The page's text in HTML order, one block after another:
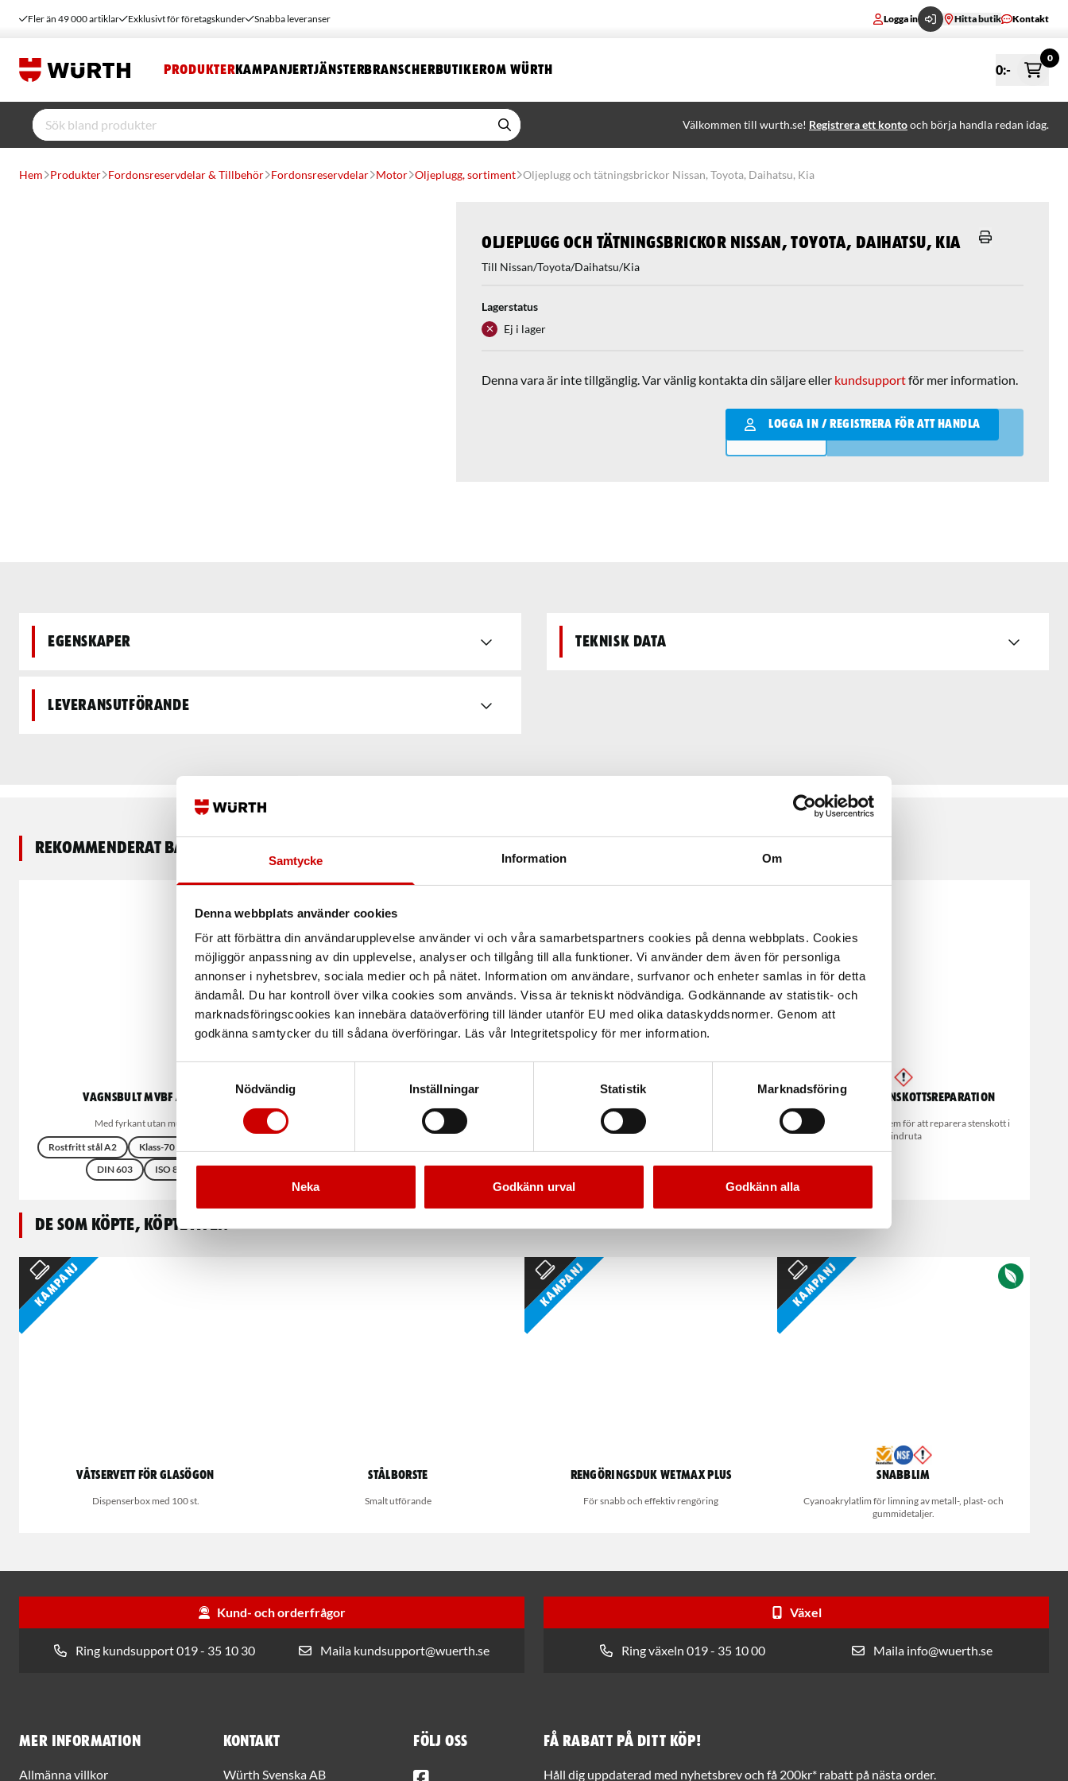
Samtycke Information Om
Denna webbplats använder cookies
För att förbättra din användarupplevelse använder vi och våra samarbetspartners cookies på denna webbplats. Cookies
möjliggör anpassning av din upplevelse, analyser och tillgång till alla funktioner. Vi använder dem även för personliga
annonser i nyhetsbrev, sociala medier och på nätet. Information om användare, surfvanor och enheter samlas in för detta
ändamål. Du har kontroll över vilka cookies som används. Vissa är tekniskt nödvändiga. Godkännande av statistik- och
marknadsföringscookies kan innebära dataöverföring till länder utanför EU med olika dataskyddsnormer. Genom att
godkänna samtycker du till sådana överföringar. Läs vår Integritetspolicy för mer information.
Nödvändig
Inställningar Statistik Marknadsföring
Neka Godkänn urval Godkänn alla
Fler än 49 000 artiklar Exklusivt för företagskunder Snabba leveranser Logga in Hitta butik Kontakt
PRODUKTER KAMPANJERTJÄNSTERBRANSCHERBUTIKEROM WÜRTH 0:-
0
Välkommen till wurth.se! Registrera ett kontooch börja handla redan idag.
Hem Produkter Fordonsreservdelar & Tillbehör Fordonsreservdelar Motor Oljeplugg, sortiment Oljeplugg och tätningsbrickor Nissan, Toyota, Daihatsu, Kia
Oljeplugg och tätningsbrickor Nissan, Toyota, Daihatsu, Kia
Till Nissan/Toyota/Daihatsu/Kia
Lagerstatus
Ej i lager
Denna vara är inte tillgänglig. Var vänlig kontakta din säljare eller kundsupportför mer information.
LOGGA IN / REGISTRERA FÖR ATT HANDLA
Qantity
LÄGG I VARUKORGEN
Egenskaper
Leveransutförande
Teknisk data
Rekommenderat baserat på vald produkt
Vagnsbult MVBF A2/70
Med fyrkant utan mutter
Rostfritt stål A2
Klass-70 Draghållfasthet
DIN 603
ISO 8677
Till luftpåfyllningsmanometer Med spärrfunktion och kan användas på trånga ställen.
System för stenskottsreparation
Snabbt och enkelt system för att reparera stenskott i
vindruta
De som köpte, köpte även
Kampanj
Våtservett för glasögon
Dispenserbox med 100 st.
Stålborste
Smalt utförande
Kampanj
Rengöringsduk Wetmax Plus
För snabb och effektiv rengöring
Kampanj
Snabblim
Cyanoakrylatlim för limning av metall-, plast- och
gummidetaljer.
Kund- och orderfrågor
Ring kundsupport 019 - 35 10 30 Maila kundsupport@wuerth.se
Växel
Ring växeln 019 - 35 10 00 Maila info@wuerth.se
Mer information
Allmänna villkor
Kontakt
Würth Svenska AB
Följ oss Få rabatt på ditt köp!
Håll dig uppdaterad med nyhetsbrev och få 200kr* rabatt på nästa order.